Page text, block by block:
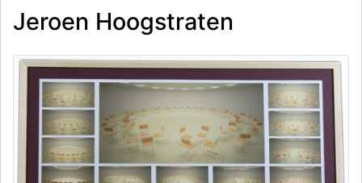
Jeroen Hoogstraten